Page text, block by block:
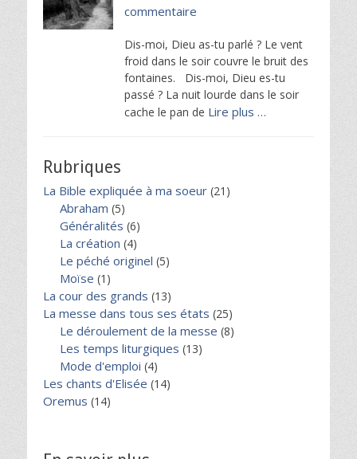
commentaire
Dis-moi, Dieu as-tu parlé ? Le vent
froid dans le soir couvre le bruit des
fontaines. Dis-moi, Dieu es-tu
passé ? La nuit lourde dans le soir
cache le pan de Lire plus …
Rubriques
La Bible expliquée à ma soeur (21)
Abraham (5)
Généralités (6)
La création (4)
Le péché originel (5)
Moïse (1)
La cour des grands (13)
La messe dans tous ses états (25)
Le déroulement de la messe (8)
Les temps liturgiques (13)
Mode d'emploi (4)
Les chants d'Elisée (14)
Oremus (14)